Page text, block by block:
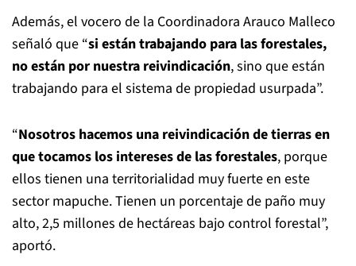
Además, el vocero de la Coordinadora Arauco Malleco
señaló que “si están trabajando para las forestales,
no están por nuestra reivindicación, sino que están
trabajando para el sistema de propiedad usurpada”.
“Nosotros hacemos una reivindicación de tierras en
que tocamos los intereses de las forestales, porque
ellos tienen una territorialidad muy fuerte en este
sector mapuche. Tienen un porcentaje de paño muy
alto, 2,5 millones de hectáreas bajo control forestal”,
aportó.